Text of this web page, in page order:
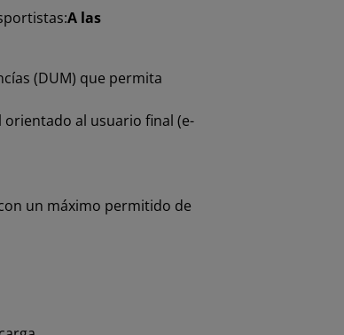
A las
(DUM) que permita
orientado al usuario final (e-
un máximo permitido de